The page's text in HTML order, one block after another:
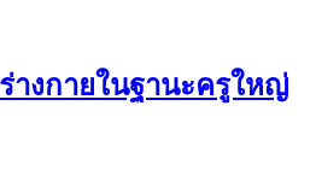
างกายในฐานะครูใหญ่